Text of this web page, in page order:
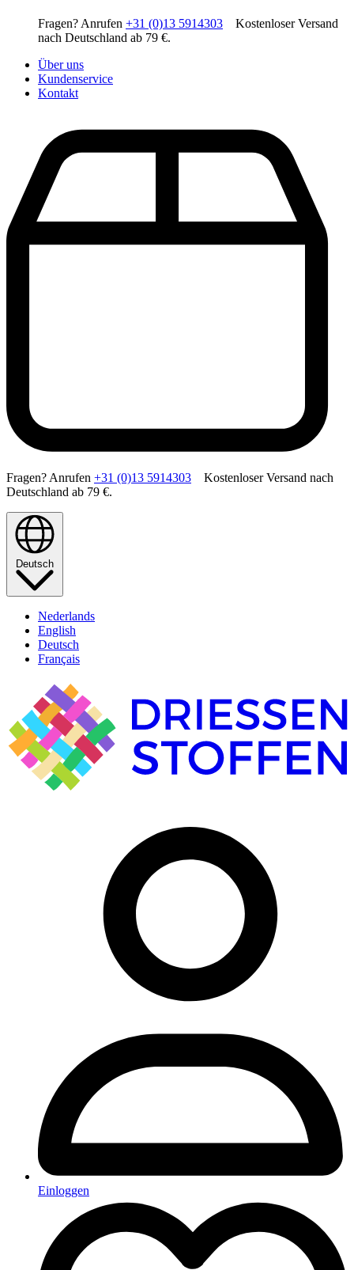
Fragen? Anrufen +31 (0)13 5914303 Kostenloser Versand
nach Deutschland ab 79 €.
Über uns
Kundenservice
Kontakt
Fragen? Anrufen +31 (0)13 5914303 Kostenloser Versand nach
Deutschland ab 79 €.
Deutsch
Nederlands
English
Deutsch
Français
Einloggen